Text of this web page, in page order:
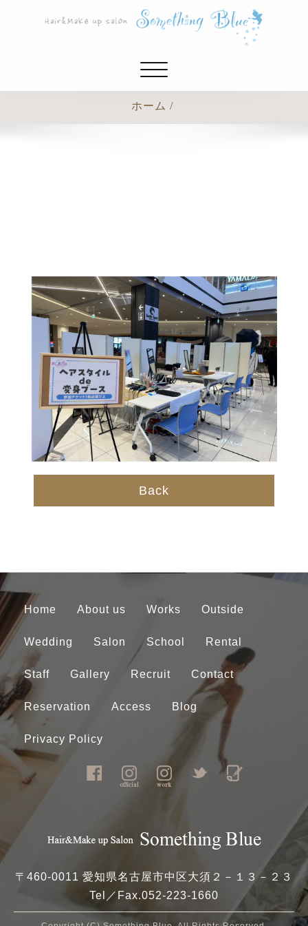
ナ
ゲ
ホーム
Back
Home About us Works Outside
Wedding Salon School Rental
Staff Gallery Recruit Contact
Reservation Access Blog
Privacy Policy
〒460-0011 愛知県名古屋市中区大須２－１３－２３
Tel／Fax.052-223-1660